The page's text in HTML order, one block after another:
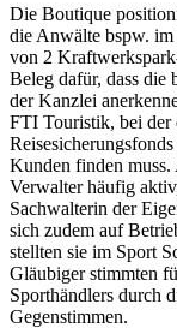
Die Boutique
die Anwälte bspw.
von 2
Beleg dafür, dass die
der Kanzlei
FTI Touristik, bei der
Kunden finden
Verwalter häufig
Sachwalterin der
sich zudem auf
stellten sie im Sport
Gläubiger stimmten
Sporthändlers durch
Gegenstimmen.